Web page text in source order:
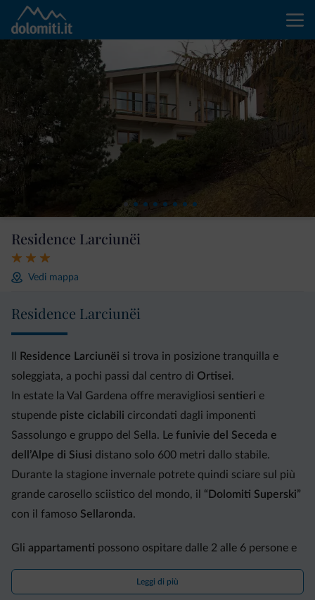
Residence Larciunëi
Vedi mappa
Residence Larciunëi
Residence Larciunëi si trova in posizione tranquilla e
soleggiata, a pochi passi dal centro di Ortisei.
In estate la Val Gardena offre meravigliosi sentieri e
stupende piste ciclabili circondati dagli imponenti
Sassolungo e gruppo del Sella. Le funivie del Seceda e
dell’Alpe di Siusi distano solo 600 metri dallo stabile.
Durante la stagione invernale potrete quindi sciare sul più
grande carosello sciistico del mondo, il “Dolomiti Superski”
con il famoso Sellaronda.
Gli appartamenti possono ospitare dalle 2 alle 6 persone e
sono dotati di bagno con doccia, letto matrimoniale,
soggiorno con angolo cucina ben fornita, servizio pane, TV
Leggi di più